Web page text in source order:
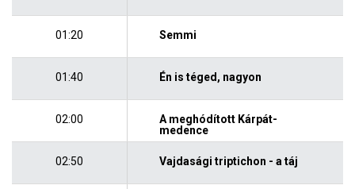
01:20 Semmi
01:40 Én is téged, nagyon
02:00
A meghódított Kárpát-
medence
02:50 Vajdasági triptichon - a táj